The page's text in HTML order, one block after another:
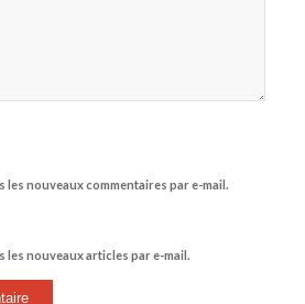
les nouveaux commentaires par e-mail.
les nouveaux articles par e-mail.